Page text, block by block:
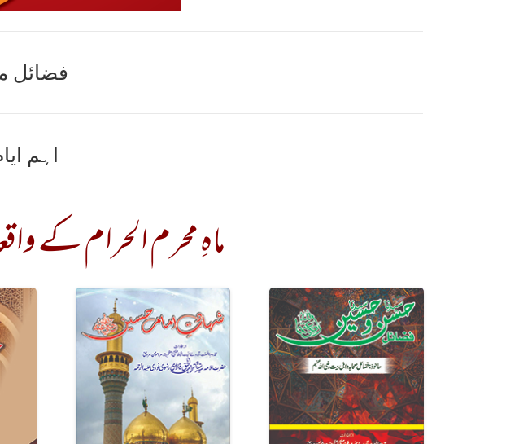
فضائل
اہم
ماہِ محرم الحرام کے